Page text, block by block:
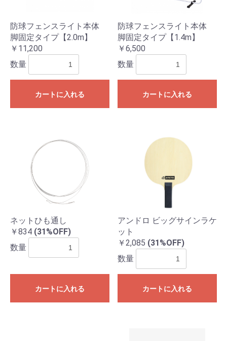
防球フェンスライト本体
脚固定タイプ【2.0m】
￥11,200
数量
カートに入れる
防球フェンスライト本体
脚固定タイプ【1.4m】
￥6,500
数量
カートに入れる
ネットひも通し
￥834 (31%OFF)
数量
カートに入れる
アンドロ ビッグサインラケ
ット
￥2,085 (31%OFF)
数量
カートに入れる